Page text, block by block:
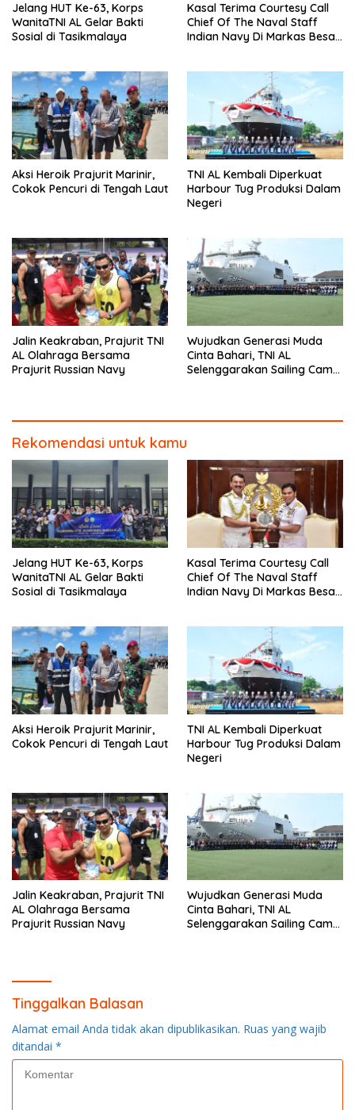
Jelang HUT Ke-63, Korps
WanitaTNI AL Gelar Bakti
Sosial di Tasikmalaya
Kasal Terima Courtesy Call
Chief Of The Naval Staff
Indian Navy Di Markas Besar
Aksi Heroik Prajurit Marinir,
Cokok Pencuri di Tengah Laut
TNI AL Kembali Diperkuat
Harbour Tug Produksi Dalam
Negeri
Jalin Keakraban, Prajurit TNI
AL Olahraga Bersama
Prajurit Russian Navy
Wujudkan Generasi Muda
Cinta Bahari, TNI AL
Selenggarakan Sailing Camp
Rekomendasi untuk kamu
Jelang HUT Ke-63, Korps
WanitaTNI AL Gelar Bakti
Sosial di Tasikmalaya
Kasal Terima Courtesy Call
Chief Of The Naval Staff
Indian Navy Di Markas Besar
Aksi Heroik Prajurit Marinir,
Cokok Pencuri di Tengah Laut
TNI AL Kembali Diperkuat
Harbour Tug Produksi Dalam
Negeri
Jalin Keakraban, Prajurit TNI
AL Olahraga Bersama
Prajurit Russian Navy
Wujudkan Generasi Muda
Cinta Bahari, TNI AL
Selenggarakan Sailing Camp
Tinggalkan Balasan
Alamat email Anda tidak akan dipublikasikan. Ruas yang wajib
ditandai *